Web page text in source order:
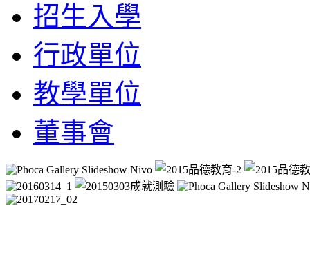
招生入學
行政單位
教學單位
董事會